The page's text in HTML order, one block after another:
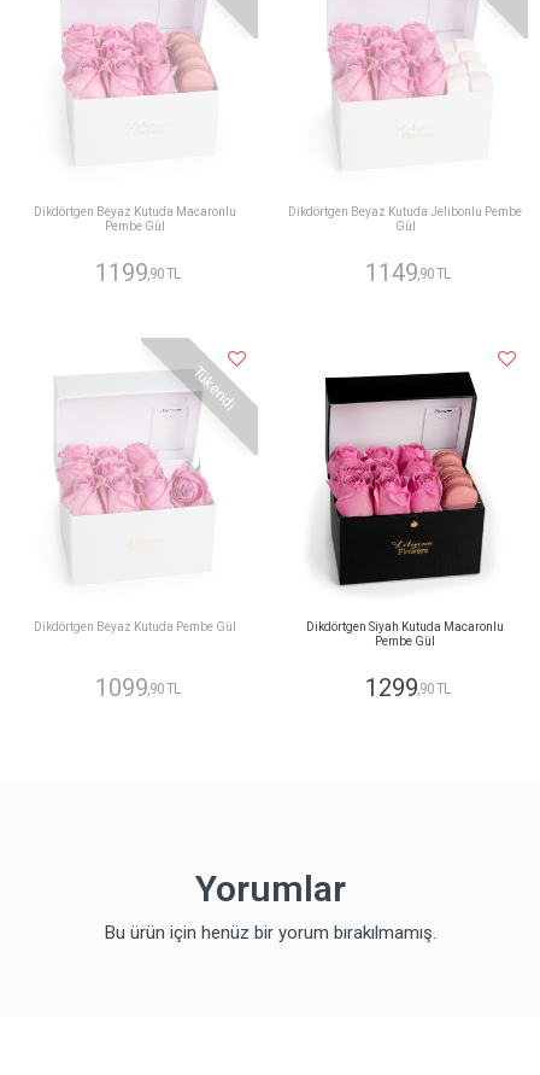
Dikdörtgen Beyaz Kutuda Macaronlu
Pembe Gül
1199 ,90 TL
Dikdörtgen Beyaz Kutuda Jelibonlu Pembe
Gül
1149 ,90 TL
Tükendi
Dikdörtgen Beyaz Kutuda Pembe Gül
1099,90 TL
Dikdörtgen Siyah Kutuda Macaronlu
Pembe Gül
1299,90 TL
Yorumlar
Bu ürün için henüz bir yorum bırakılmamış.